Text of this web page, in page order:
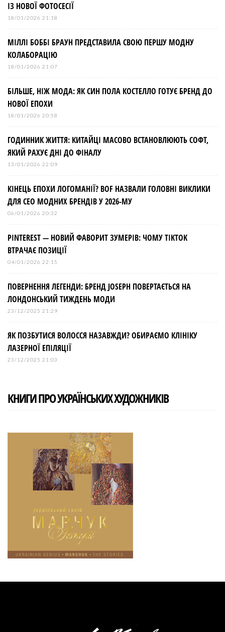
ІЗ НОВОЇ ФОТОСЕСІЇ
18/01/2026 21:18
МІЛЛІ БОББІ БРАУН ПРЕДСТАВИЛА СВОЮ ПЕРШУ МОДНУ
КОЛАБОРАЦІЮ
18/01/2026 21:07
БІЛЬШЕ, НІЖ МОДА: ЯК СИН ПОЛА КОСТЕЛЛО ГОТУЄ БРЕНД ДО
НОВОЇ ЕПОХИ
18/01/2026 20:58
ГОДИННИК ЖИТТЯ: КИТАЙЦІ МАСОВО ВСТАНОВЛЮЮТЬ СОФТ,
ЯКИЙ РАХУЄ ДНІ ДО ФІНАЛУ
13/01/2026 22:09
КІНЕЦЬ ЕПОХИ ЛОГОМАНІЇ? BOF НАЗВАЛИ ГОЛОВНІ ВИКЛИКИ
ДЛЯ СЕО МОДНИХ БРЕНДІВ У 2026-МУ
06/01/2026 20:32
PINTEREST — НОВИЙ ФАВОРИТ ЗУМЕРІВ: ЧОМУ TIKTOK
ВТРАЧАЄ ПОЗИЦІЇ
04/01/2026 22:15
ПОВЕРНЕННЯ ЛЕГЕНДИ: БРЕНД JOSEPH ПОВЕРТАЄТЬСЯ НА
ЛОНДОНСЬКИЙ ТИЖДЕНЬ МОДИ
23/12/2025 21:29
ЯК ПОЗБУТИСЯ ВОЛОССЯ НАЗАВЖДИ? ОБИРАЄМО КЛІНІКУ
ЛАЗЕРНОЇ ЕПІЛЯЦІЇ
23/12/2025 21:03
КНИГИ ПРО УКРАЇНСЬКИХ ХУДОЖНИКІВ